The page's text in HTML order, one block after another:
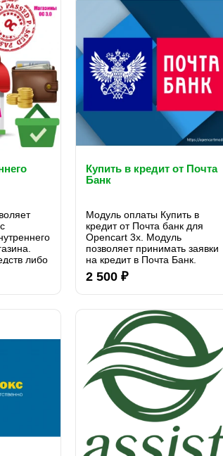
либо
в
Купить в кредит от Почта
Банк
Модуль оплаты Купить в
кредит от Почта банк для
Opencart 3x. Модуль
позволяет принимать заявки
на кредит в Почта Банк.
Модуль выводит виджет
Кредит от Почта Банк и
рассмотрение...
2 500 ₽